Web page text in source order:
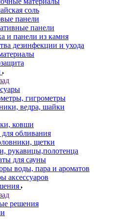
соль
панели
панели
и панели из камня
дезинфекции и ухода
гигрометры
ведра, шайки
ковши
обливания
щетки
рукавицы,полотенца
для сауны
воды, пара и ароматов
аксессуаров
решения